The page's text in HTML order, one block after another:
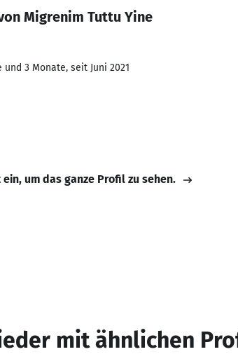
Migrenim Tuttu Yine
und 3 Monate, seit Juni 2021
ein, um das ganze Profil zu sehen.
mit ähnlichen